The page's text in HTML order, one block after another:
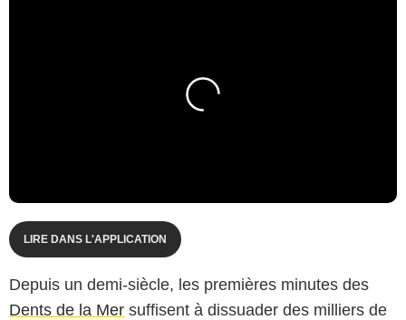
LIRE DANS L'APPLICATION
Depuis un demi-siècle, les premières minutes des
Dents de la Mer suffisent à dissuader des milliers de